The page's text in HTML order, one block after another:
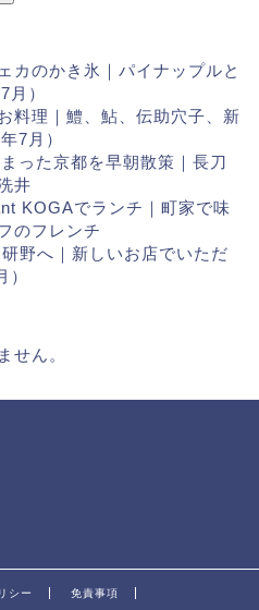
カのかき氷｜パイナップルと
）
料理｜鱧、鮎、伝助穴子、新
7月）
った京都を早朝散策｜長刀
井
KOGAでランチ｜町家で味
のフレンチ
野へ｜新しいお店でいただ
せん。
シー 免責事項